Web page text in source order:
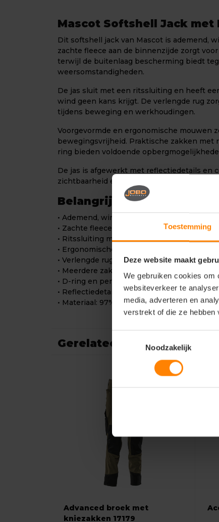
Toestemming
Deze website maakt
We gebruiken cookies om
websiteverkeer te
media, adverteren en
verstrekt of die ze hebben
Noodzakelijk
Mascot Softshell Jack met
Dit softshell jack van Mascot is ademend,
zachte fleece aan de binnenzijde zorgt
terwijl de buitenlaag bescherming biedt
weersomstandigheden.
De jas sluit met een ritssluiting en heeft
wind geen kans krijgt. De verlengde rug
tijdens beweging en werkhoudingen.
Voorgevormde en ergonomische mouwen
bewegingsvrijheid. Praktische zakken met
ring bieden voldoende
De jas is afgewerkt met reflectiedetails en
zichtbaarheid en een professionele
Belangrijkste voordelen
• Ademend, winddicht en waterafstotend
• Zachte fleece binnenzijde voor extra
• Ritssluiting met inwendige windvanger
• Ergonomische en voorgevormde mouwen
• Verlengde rug voor extra bescherming
• Meerdere zakken met rits en
• D-ring en pennenzakje
• Reflectiedetails voor betere zichtbaarheid
• Materiaal: 97% polyester / 3% elastaan
Gerelateerde producten
Advanced broek met
kniezakken 17179